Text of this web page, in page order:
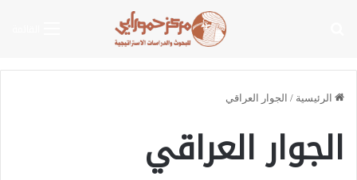
الرئيسية / الجوار العراقي
الجوار العراقي